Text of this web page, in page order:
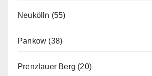
Neukölln (55)
Pankow (38)
Prenzlauer Berg (20)